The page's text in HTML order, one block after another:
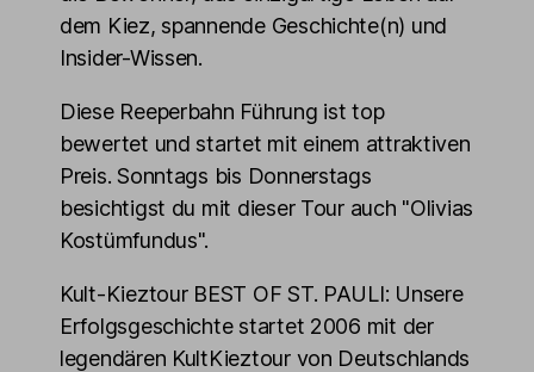
dem Kiez, spannende Geschichte(n) und
Insider-Wissen.
Diese Reeperbahn Führung ist top
bewertet und startet mit einem attraktiven
Preis. Sonntags bis Donnerstags
besichtigst du mit dieser Tour auch "Olivias
Kostümfundus".
Kult-Kieztour BEST OF ST. PAULI: Unsere
Erfolgsgeschichte startet 2006 mit der
legendären KultKieztour von Deutschlands